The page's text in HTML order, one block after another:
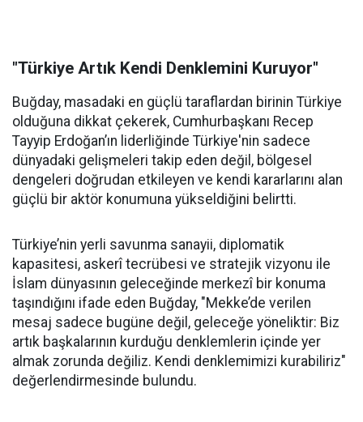
"Türkiye Artık Kendi Denklemini Kuruyor"
Buğday, masadaki en güçlü taraflardan birinin Türkiye
olduğuna dikkat çekerek, Cumhurbaşkanı Recep
Tayyip Erdoğan’ın liderliğinde Türkiye'nin sadece
dünyadaki gelişmeleri takip eden değil, bölgesel
dengeleri doğrudan etkileyen ve kendi kararlarını alan
güçlü bir aktör konumuna yükseldiğini belirtti.
Türkiye’nin yerli savunma sanayii, diplomatik
kapasitesi, askerî tecrübesi ve stratejik vizyonu ile
İslam dünyasının geleceğinde merkezî bir konuma
taşındığını ifade eden Buğday, "Mekke’de verilen
mesaj sadece bugüne değil, geleceğe yöneliktir: Biz
artık başkalarının kurduğu denklemlerin içinde yer
almak zorunda değiliz. Kendi denklemimizi kurabiliriz"
değerlendirmesinde bulundu.